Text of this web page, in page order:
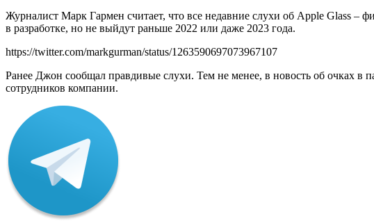
Журналист Марк Гармен считает, что все недавние слухи об Apple Glass
в разработке, но не выйдут раньше 2022 или даже 2023 года.
https://twitter.com/markgurman/status/1263590697073967107
Ранее Джон сообщал правдивые слухи. Тем не менее, в новость об очках в
сотрудников компании.